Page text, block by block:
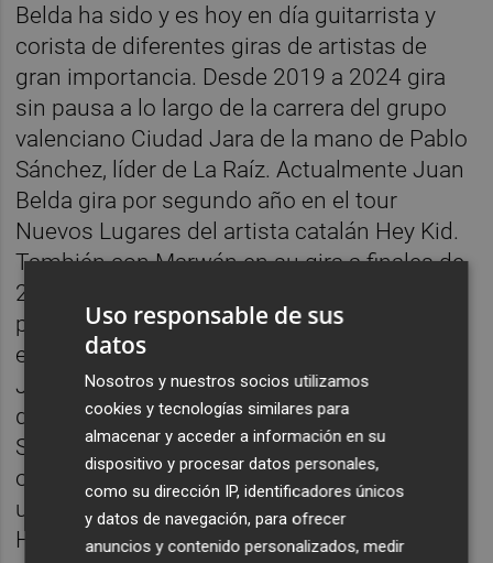
Belda ha sido y es hoy en día guitarrista y
corista de diferentes giras de artistas de
gran importancia. Desde 2019 a 2024 gira
sin pausa a lo largo de la carrera del grupo
valenciano Ciudad Jara de la mano de Pablo
Sánchez, líder de La Raíz. Actualmente Juan
Belda gira por segundo año en el tour
Nuevos Lugares del artista catalán Hey Kid.
También con Marwán en su gira a finales de
2024 y principios de 2025 y trabajos
puntuales con artistas como Álvaro de Luna
en 2024 y con Barry B en 2026. Además
Juan Belda ha trabajado como compositor
de artistas como Ana Guerra, Alezz y Omar
Samba, así como productor en múltiples
obras grabando y produciendo, entre otros,
una de las canciones del último disco de
Hombres G.
Uso responsable de sus
datos
Nosotros y nuestros socios utilizamos
cookies y tecnologías similares para
almacenar y acceder a información en su
dispositivo y procesar datos personales,
como su dirección IP, identificadores únicos
y datos de navegación, para ofrecer
anuncios y contenido personalizados, medir